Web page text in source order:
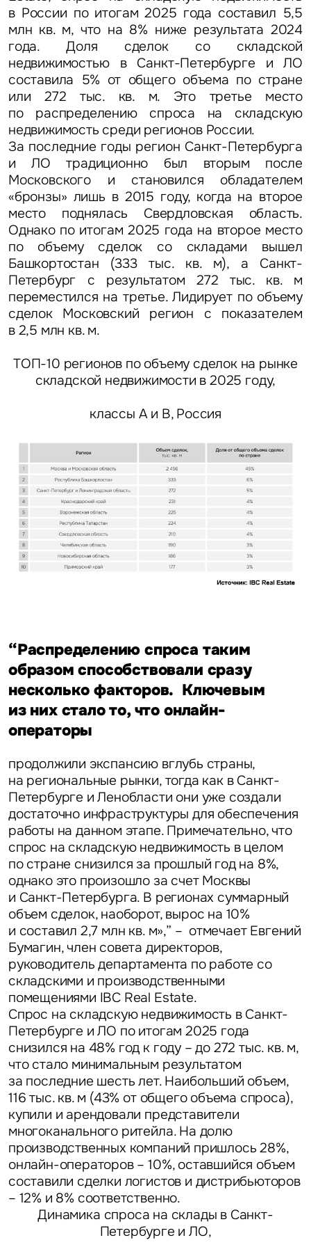
в России по итогам 2025 года составил 5,5
млн кв. м, что на 8% ниже результата 2024
года. Доля сделок со складской
недвижимостью в Санкт-Петербурге и ЛО
составила 5% от общего объема по стране
или 272 тыс. кв. м. Это третье место
по распределению спроса на складскую
недвижимость среди регионов России.
За последние годы регион Санкт-Петербурга
и ЛО традиционно был вторым после
Московского и становился обладателем
«бронзы» лишь в 2015 году, когда на второе
место поднялась Свердловская область.
Однако по итогам 2025 года на второе место
по объему сделок со складами вышел
Башкортостан (333 тыс. кв. м), а Санкт-
Петербург с результатом 272 тыс. кв. м
переместился на третье. Лидирует по объему
сделок Московский регион с показателем
в 2,5 млн кв. м.
ТОП-10 регионов по объему сделок на рынке
складской недвижимости в 2025 году,
классы А и B, Россия
“Распределению спроса таким
образом способствовали сразу
несколько факторов. Ключевым
из них стало то, что онлайн-
операторы
продолжили экспансию вглубь страны,
на региональные рынки, тогда как в Санкт-
Петербурге и Ленобласти они уже создали
достаточно инфраструктуры для обеспечения
работы на данном этапе. Примечательно, что
спрос на складскую недвижимость в целом
по стране снизился за прошлый год на 8%,
однако это произошло за счет Москвы
и Санкт-Петербурга. В регионах суммарный
объем сделок, наоборот, вырос на 10%
и составил 2,7 млн кв. м»,” – отмечает Евгений
Бумагин, член совета директоров,
руководитель департамента по работе со
складскими и производственными
помещениями IBC Real Estate.
Спрос на складскую недвижимость в Санкт-
Петербурге и ЛО по итогам 2025 года
снизился на 48% год к году – до 272 тыс. кв. м,
что стало минимальным результатом
за последние шесть лет. Наибольший объем,
116 тыс. кв. м (43% от общего объема спроса),
купили и арендовали представители
многоканального ритейла. На долю
производственных компаний пришлось 28%,
онлайн-операторов – 10%, оставшийся объем
составили сделки логистов и дистрибьюторов
– 12% и 8% соответственно.
Динамика спроса на склады в Санкт-
Петербурге и ЛО,